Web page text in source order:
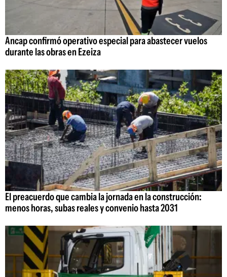
Ancap confirmó operativo especial para abastecer vuelos
durante las obras en Ezeiza
El preacuerdo que cambia la jornada en la construcción:
menos horas, subas reales y convenio hasta 2031